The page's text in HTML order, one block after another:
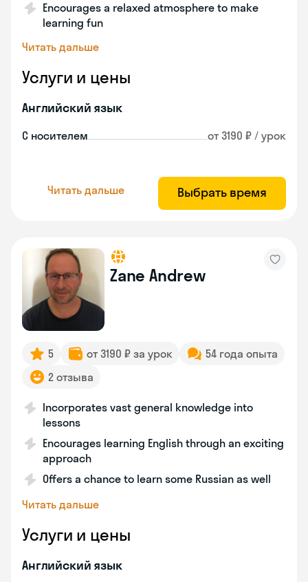
Encourages a relaxed atmosphere to make
learning fun
Читать дальше
Услуги и цены
Английский язык
С носителем от 3190 ₽ / урок
Читать дальше Выбрать время
Zane Andrew
5 от 3190 ₽ за урок
54 года опыта
2 отзыва
Incorporates vast general knowledge into
lessons
Encourages learning English through an exciting
approach
Offers a chance to learn some Russian as well
Читать дальше
Услуги и цены
Английский язык